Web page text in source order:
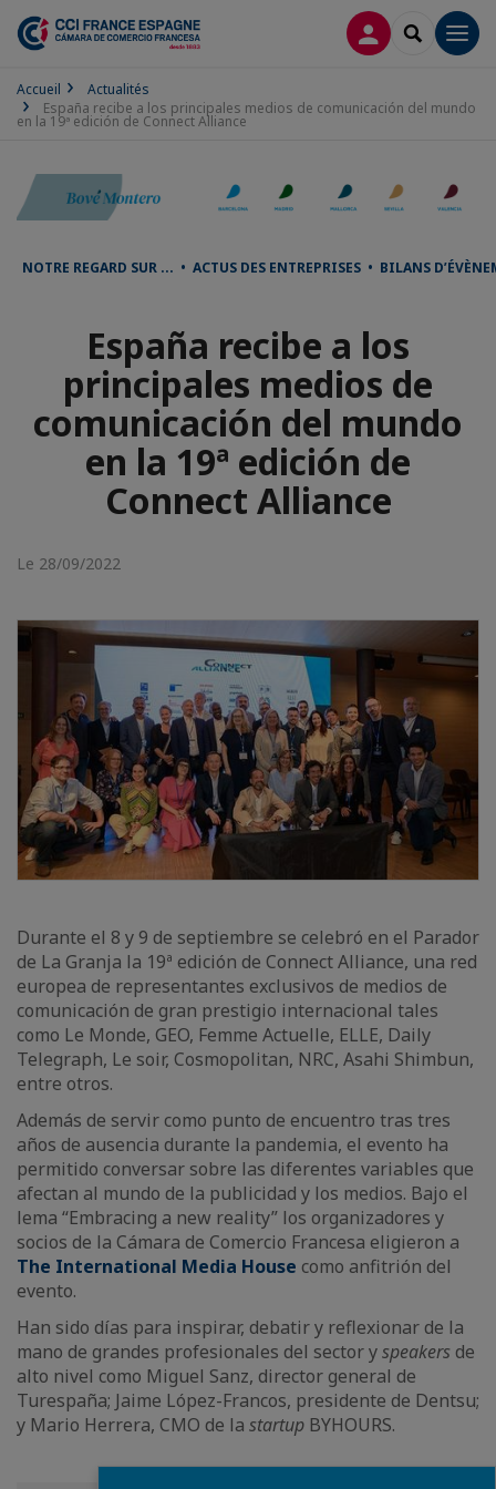
CONNEXION
Accueil
Actualités
España recibe a los principales medios de comunicación del mundo
en la 19ª edición de Connect Alliance
NOTRE REGARD SUR ... • ACTUS DES ENTREPRISES • BILANS
España recibe a los
principales medios de
comunicación del mundo
en la 19ª edición de
Connect Alliance
Le 28/09/2022
Durante el 8 y 9 de septiembre se celebró en el Parador
de La Granja la 19ª edición de Connect Alliance, una red
europea de representantes exclusivos de medios de
comunicación de gran prestigio internacional tales
como Le Monde, GEO, Femme Actuelle, ELLE, Daily
Telegraph, Le soir, Cosmopolitan, NRC, Asahi Shimbun,
entre otros.
Además de servir como punto de encuentro tras tres
años de ausencia durante la pandemia, el evento ha
permitido conversar sobre las diferentes variables que
afectan al mundo de la publicidad y los medios. Bajo el
lema “Embracing a new reality” los organizadores y
socios de la Cámara de Comercio Francesa eligieron a
The International Media House como anfitrión del
evento.
Han sido días para inspirar, debatir y reflexionar de la
mano de grandes profesionales del sector yspeakers de
alto nivel como Miguel Sanz, director general de
Turespaña; Jaime López-Francos, presidente de Dentsu;
y Mario Herrera, CMO de la startup BYHOURS.